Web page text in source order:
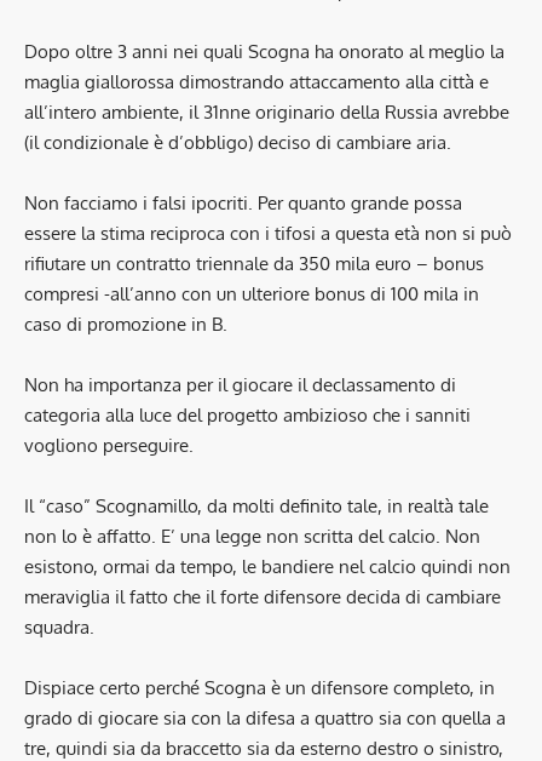
Dopo oltre 3 anni nei quali Scogna ha onorato al meglio la
maglia giallorossa dimostrando attaccamento alla città e
all’intero ambiente, il 31nne originario della Russia avrebbe
(il condizionale è d’obbligo) deciso di cambiare aria.
Non facciamo i falsi ipocriti. Per quanto grande possa
essere la stima reciproca con i tifosi a questa età non si può
rifiutare un contratto triennale da 350 mila euro – bonus
compresi -all’anno con un ulteriore bonus di 100 mila in
caso di promozione in B.
Non ha importanza per il giocare il declassamento di
categoria alla luce del progetto ambizioso che i sanniti
vogliono perseguire.
Il “caso” Scognamillo, da molti definito tale, in realtà tale
non lo è affatto. E’ una legge non scritta del calcio. Non
esistono, ormai da tempo, le bandiere nel calcio quindi non
meraviglia il fatto che il forte difensore decida di cambiare
squadra.
Dispiace certo perché Scogna è un difensore completo, in
grado di giocare sia con la difesa a quattro sia con quella a
tre, quindi sia da braccetto sia da esterno destro o sinistro,